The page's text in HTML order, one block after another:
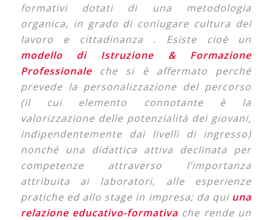
formativi dotati di una metodologia
organica, in grado di coniugare cultura del
lavoro e cittadinanza . Esiste cioè un
modello di
Istruzione & Formazione
Professionaleche si è affermato perché
prevede la personalizzazione del percorso
(il cui elemento connotante è la
valorizzazione delle potenzialità dei giovani,
indipendentemente dai livelli di ingresso)
nonché una didattica attiva declinata per
competenze attraverso l’importanza
attribuita ai laboratori, alle esperienze
pratiche ed allo stage in impresa; da qui una
relazione educativo-formativa che rende un